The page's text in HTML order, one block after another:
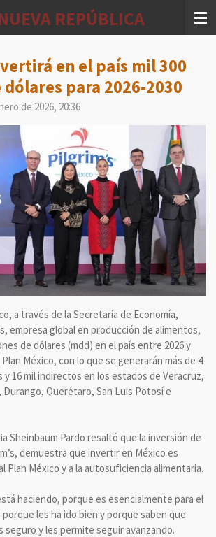
REPÚBLICA
en el país mil 300
para 2026-2030
de 2026, 20:36
a través de la Secretaría de Economía,
empresa global en producción de alimentos,
de dólares (mdd) en el país entre 2026 y
México, con lo que se generarán más de 4
16 mil indirectos en los estados de Veracruz,
Durango, Querétaro, San Luis Potosí e
Sheinbaum Pardo resaltó que la inversión de
demuestra que invertir en México es
Plan México y a la autosuficiencia alimentaria.
haciendo, porque es esencialmente para el
les ha ido bien y porque saben que
seguro y les permite seguir avanzando.